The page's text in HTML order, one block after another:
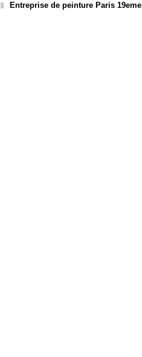
Entreprise de peinture Paris 19eme